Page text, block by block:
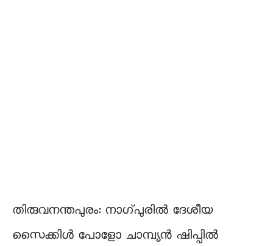
തിരുവനന്തപുരം: നാഗ്പുരിൽ ദേശീയ
സൈക്കിൾ പോളോ ചാമ്പ്യൻ ഷിപ്പിൽ